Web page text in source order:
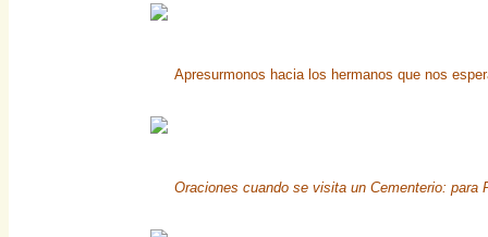
Apresurmonos hacia los hermanos que nos
Oraciones cuando se visita un Cementerio: